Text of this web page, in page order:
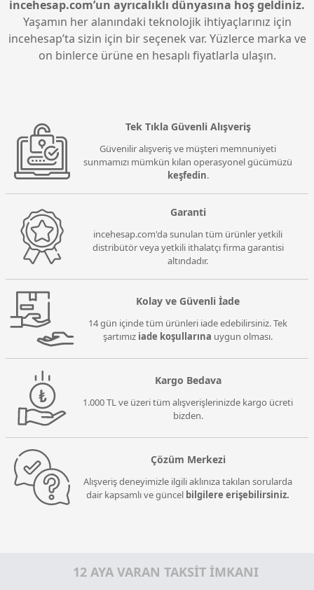
çalışmasını sağlar.
incehesap.com’un ayrıcalıklı dünyasına hoş geldiniz.
Yaşamın her alanındaki teknolojik ihtiyaçlarınız için
incehesap’ta sizin için bir seçenek var. Yüzlerce marka ve
on binlerce ürüne en hesaplı fiyatlarla ulaşın.
Tek Tıkla Güvenli Alışveriş
Güvenilir alışveriş ve müşteri memnuniyeti
sunmamızı mümkün kılan operasyonel gücümüzü
keşfedin.
Garanti
incehesap.com'da sunulan tüm ürünler yetkili
distribütör veya yetkili ithalatçı firma garantisi
altındadır.
Kolay ve Güvenli İade
14 gün içinde tüm ürünleri iade edebilirsiniz. Tek
şartımız iade koşullarına uygun olması.
Kargo Bedava
1.000 TL ve üzeri tüm alışverişlerinizde kargo ücreti
bizden.
Çözüm Merkezi
Alışveriş deneyimizle ilgili aklınıza takılan sorularda
dair kapsamlı ve güncel bilgilere erişebilirsiniz.
12 AYA VARAN TAKSİT İMKANI